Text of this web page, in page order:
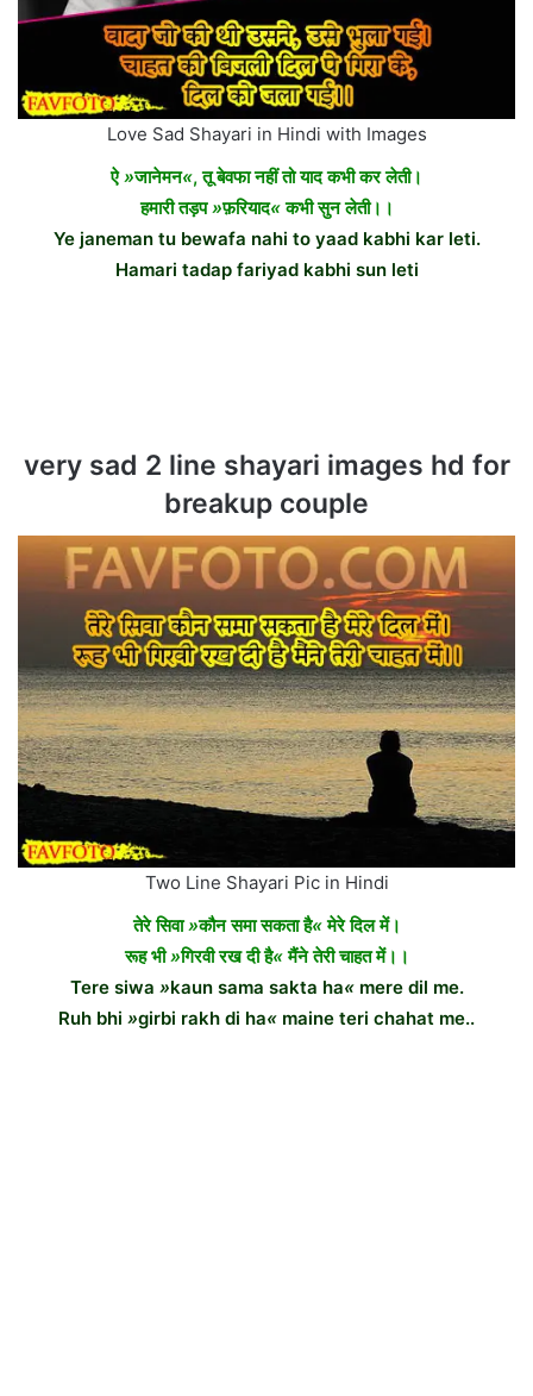
Love Sad Shayari in Hindi with Images
ऐ»जानेमन«, तू बेवफा नहीं तो याद कभी कर लेती।
हमारी तड़प»फ़रियाद«कभी सुन लेती।।
Ye janeman tu bewafa nahi to yaad kabhi kar leti.
Hamari tadap fariyad kabhi sun leti
very sad 2 line shayari images hd for
breakup couple
Two Line Shayari Pic in Hindi
तेरे सिवा»कौन समा सकता है«मेरे दिल में।
रूह भी»गिरवी रख दी है«मैंने तेरी चाहत में।।
Tere siwa »kaun sama sakta ha«mere dil me.
Ruh bhi »girbi rakh di ha« maine teri chahat me..